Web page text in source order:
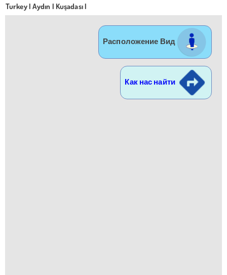
Turkey | Aydın | Kuşadası |
Расположение Вид
Как нас найти